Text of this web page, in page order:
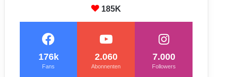
185K
176k
Fans
2.060
Abonnenten
7.000
Followers